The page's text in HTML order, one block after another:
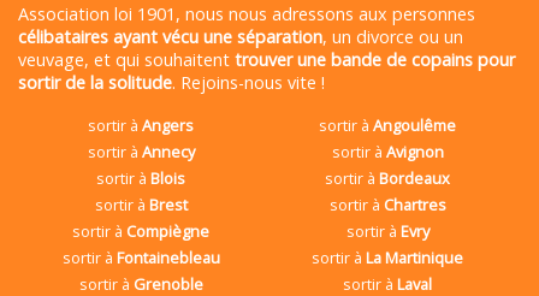
Association loi 1901, nous nous adressons aux personnes
célibataires ayant vécu une séparation, un divorce ou un
veuvage, et qui souhaitent trouver une bande de copains pour
sortir de la solitude. Rejoins-nous vite !
sortir àAngers sortir àAngoulême
sortir à Annecy sortir à Avignon
sortir àBlois sortir àBordeaux
sortir à Brest sortir à Chartres
sortir à Compiègne sortir à Evry
sortir à Fontainebleau sortir àLa Martinique
sortir à Grenoble sortir àLaval